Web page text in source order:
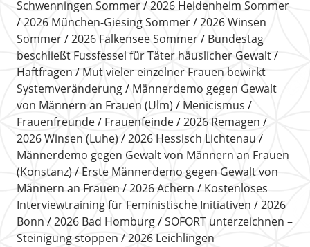
Schwenningen Sommer
2026 Heidenheim Sommer
2026 München-Giesing Sommer
2026 Winsen
Sommer
2026 Falkensee Sommer
Bundestag
beschließt Fussfessel für Täter häuslicher Gewalt
Haftfragen
Mut vieler einzelner Frauen bewirkt
Systemveränderung
Männerdemo gegen Gewalt
von Männern an Frauen (Ulm)
Menicismus
Frauenfreunde
Frauenfeinde
2026 Remagen
2026 Winsen (Luhe)
2026 Hessisch Lichtenau
Männerdemo gegen Gewalt von Männern an Frauen
(Konstanz)
Erste Männerdemo gegen Gewalt von
Männern an Frauen
2026 Achern
Kostenloses
Interviewtraining für Feministische Initiativen
2026
Bonn
2026 Bad Homburg
SOFORT unterzeichnen –
Steinigung stoppen
2026 Leichlingen